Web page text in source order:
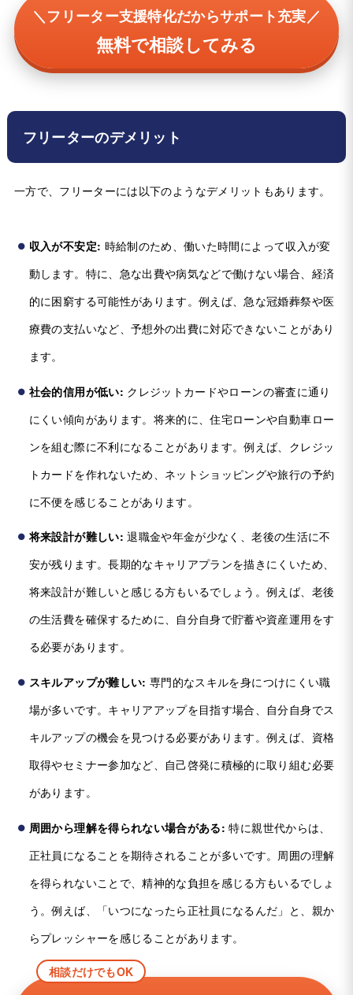
＼フリーター支援特化だからサポート充実／
無料で相談してみる
フリーターのデメリット
一方で、フリーターには以下のようなデメリットもあります。
収入が不安定: 時給制のため、働いた時間によって収入が変
動します。特に、急な出費や病気などで働けない場合、経済
的に困窮する可能性があります。例えば、急な冠婚葬祭や医
療費の支払いなど、予想外の出費に対応できないことがあり
ます。
社会的信用が低い: クレジットカードやローンの審査に通り
にくい傾向があります。将来的に、住宅ローンや自動車ロー
ンを組む際に不利になることがあります。例えば、クレジッ
トカードを作れないため、ネットショッピングや旅行の予約
に不便を感じることがあります。
将来設計が難しい: 退職金や年金が少なく、老後の生活に不
安が残ります。長期的なキャリアプランを描きにくいため、
将来設計が難しいと感じる方もいるでしょう。例えば、老後
の生活費を確保するために、自分自身で貯蓄や資産運用をす
る必要があります。
スキルアップが難しい: 専門的なスキルを身につけにくい職
場が多いです。キャリアアップを目指す場合、自分自身でス
キルアップの機会を見つける必要があります。例えば、資格
取得やセミナー参加など、自己啓発に積極的に取り組む必要
があります。
周囲から理解を得られない場合がある: 特に親世代からは、
正社員になることを期待されることが多いです。周囲の理解
を得られないことで、精神的な負担を感じる方もいるでしょ
う。例えば、「いつになったら正社員になるんだ」と、親か
らプレッシャーを感じることがあります。
相談だけでもOK